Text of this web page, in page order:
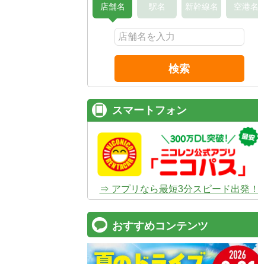
店舗名 駅名 新幹線名 空港名
検索
スマートフォン
⇒ アプリなら最短3分スピード出発！
おすすめコンテンツ